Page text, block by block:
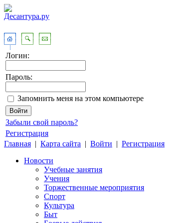
Логин:
Пароль:
Запомнить меня на этом компьютере
Забыли свой пароль?
Регистрация
Главная | Карта сайта | Войти | Регистрация
Новости
Учебные занятия
Учения
Торжественные мероприятия
Спорт
Культура
Быт